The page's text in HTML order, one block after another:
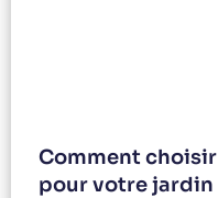
Comment
pour votre jardin